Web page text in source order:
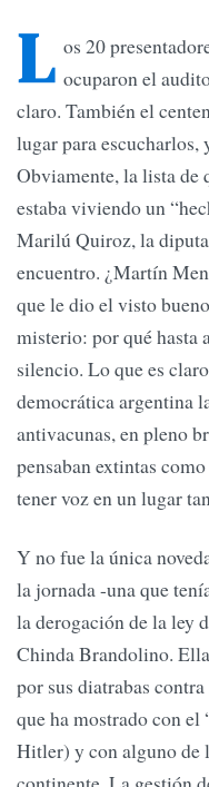
L os 20
ocuparon el
claro. También el
lugar para escucharlos,
Obviamente, la lista de
estaba viviendo un
Marilú Quiroz, la
encuentro. ¿Martín
que le dio el visto
misterio: por qué hasta
silencio. Lo que es
democrática argentina
antivacunas, en pleno
pensaban extintas
tener voz en un lugar
Y no fue la única
la jornada -una que
la derogación de la ley
Chinda Brandolino.
por sus diatrabas
que ha mostrado con
Hitler) y con alguno de